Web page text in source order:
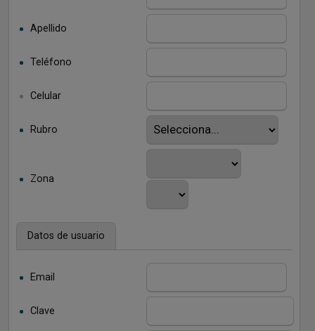
Apellido
Teléfono
Celular
Rubro
Zona
Datos de usuario
Email
Clave